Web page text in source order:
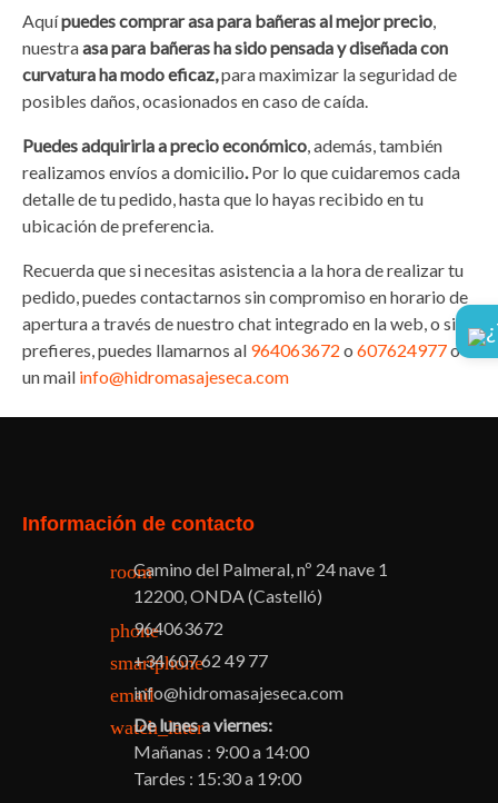
Aquípuedes comprar asa para bañeras al mejor precio,
nuestraasa para bañeras ha sido pensada y diseñada con
curvatura ha modo eficaz,para maximizar la seguridad de
posibles daños, ocasionados en caso de caída.
Puedes adquirirla a precio económico, además, también
realizamos envíos a domicilio.Por lo que cuidaremos cada
detalle de tu pedido, hasta que lo hayas recibido en tu
ubicación de preferencia.
Recuerda que si necesitas asistencia a la hora de realizar tu
pedido, puedes contactarnos sin compromiso en horario de
apertura a través de nuestro chat integrado en la web, o si lo
prefieres, puedes llamarnos al 964063672 o 607624977o
un mail info@hidromasajeseca.com
Información de contacto
roomCamino del Palmeral, nº 24 nave 1
12200, ONDA (Castelló)
phone964063672
smartphone
+34 607 62 49 77
emailinfo@hidromasajeseca.com
watch_later
De lunes a viernes:
Mañanas : 9:00 a 14:00
Tardes : 15:30 a 19:00